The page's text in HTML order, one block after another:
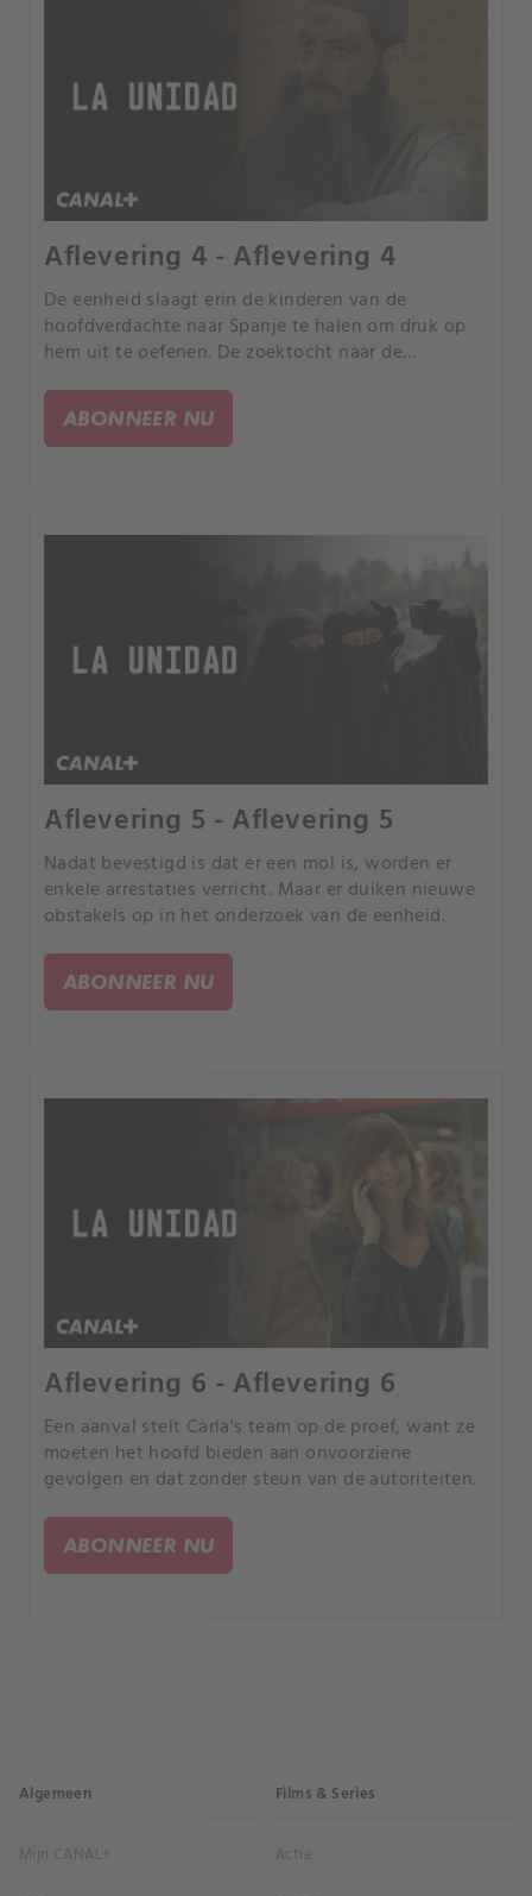
Aflevering 4 - Aflevering 4
De eenheid slaagt erin de kinderen van de
hoofdverdachte naar Spanje te halen om druk op
hem uit te oefenen. De zoektocht naar de
ABONNEER NU
Aflevering 5 - Aflevering 5
Nadat bevestigd is dat er een mol is, worden er
enkele arrestaties verricht. Maar er duiken nieuwe
obstakels op in het onderzoek van de eenheid.
ABONNEER NU
Aflevering 6 - Aflevering 6
Een aanval stelt Carla's team op de proef, want ze
moeten het hoofd bieden aan onvoorziene
gevolgen en dat zonder steun van de autoriteiten.
ABONNEER NU
Algemeen
Mijn CANAL+
Films & Series
Actie